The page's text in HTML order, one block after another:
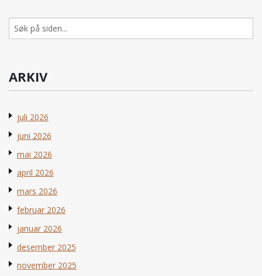
Søk
ARKIV
juli 2026
juni 2026
mai 2026
april 2026
mars 2026
februar 2026
januar 2026
desember 2025
november 2025